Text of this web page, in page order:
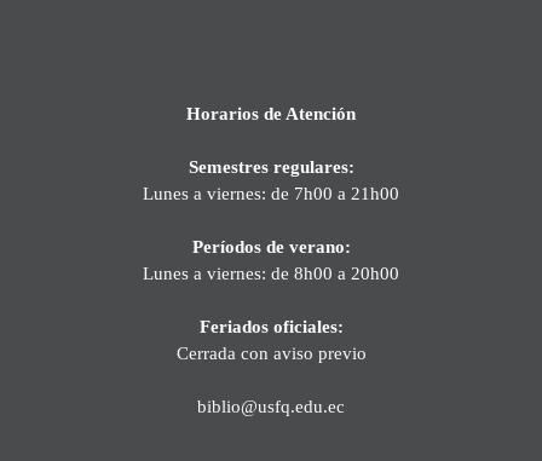
Horarios de Atención
Semestres regulares:
Lunes a viernes: de 7h00 a 21h00
Períodos de verano:
Lunes a viernes: de 8h00 a 20h00
Feriados oficiales:
Cerrada con aviso previo
biblio@usfq.edu.ec